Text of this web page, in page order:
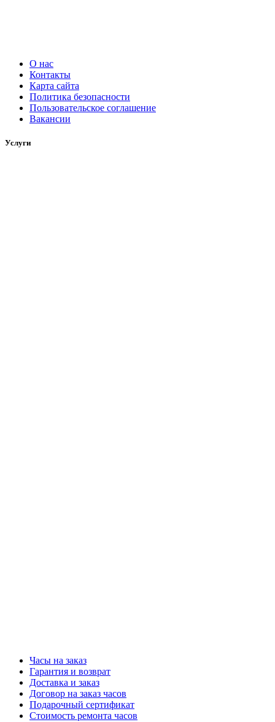
О нас
Контакты
Карта сайта
Политика безопасности
Пользовательское соглашение
Вакансии
Услуги
Часы на заказ
Гарантия и возврат
Доставка и заказ
Договор на заказ часов
Подарочный сертификат
Стоимость ремонта часов